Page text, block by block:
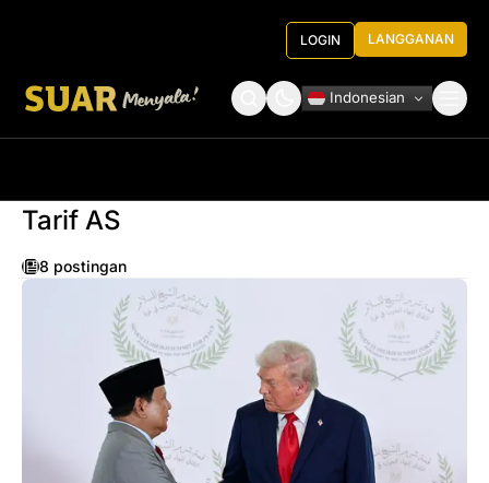
LOGIN LANGGANAN
Indonesian
Tarif AS
8 postingan